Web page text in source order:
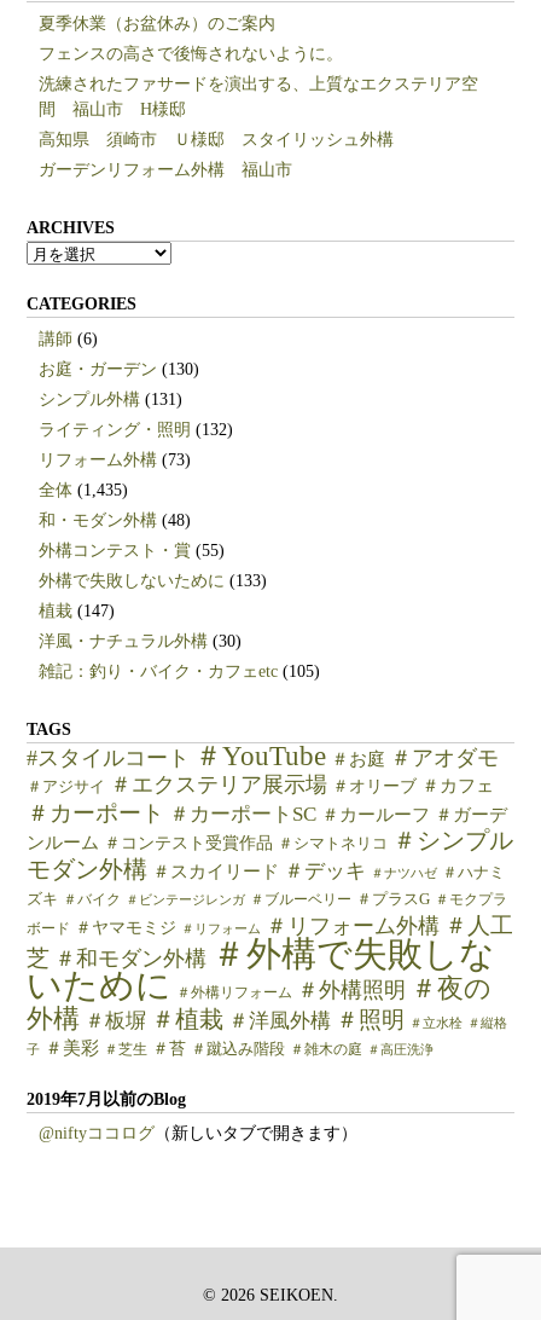
夏季休業（お盆休み）のご案内
フェンスの高さで後悔されないように。
洗練されたファサードを演出する、上質なエクステリア空
間 福山市 H様邸
高知県 須崎市 Ｕ様邸 スタイリッシュ外構
ガーデンリフォーム外構 福山市
ARCHIVES
ARCHIVES
CATEGORIES
講師 (6)
お庭・ガーデン (130)
シンプル外構 (131)
ライティング・照明 (132)
リフォーム外構 (73)
全体 (1,435)
和・モダン外構 (48)
外構コンテスト・賞 (55)
外構で失敗しないために (133)
植栽 (147)
洋風・ナチュラル外構 (30)
雑記：釣り・バイク・カフェetc (105)
TAGS
#スタイルコート ＃YouTube ＃お庭 ＃アオダモ
＃アジサイ ＃エクステリア展示場 ＃オリーブ ＃カフェ
＃カーポート ＃カーポートSC ＃カールーフ ＃ガーデ
ンルーム ＃コンテスト受賞作品 ＃シマトネリコ
＃シンプル
モダン外構 ＃スカイリード ＃デッキ ＃ナツハゼ
＃ハナミ
ズキ ＃バイク ＃ビンテージレンガ ＃ブルーベリー ＃プラスG ＃モクプラ
ボード ＃ヤマモミジ ＃リフォーム ＃リフォーム外構 ＃人工
芝 ＃和モダン外構 ＃外構で失敗しな
いために
＃外構リフォーム ＃外構照明 ＃夜の
外構 ＃板塀 ＃植栽 ＃洋風外構 ＃照明 ＃立水栓 ＃縦格
子
＃美彩 ＃芝生 ＃苔 ＃蹴込み階段 ＃雑木の庭 ＃高圧洗浄
2019年7月以前のBlog
@niftyココログ （新しいタブで開きます）
© 2026 SEIKOEN.